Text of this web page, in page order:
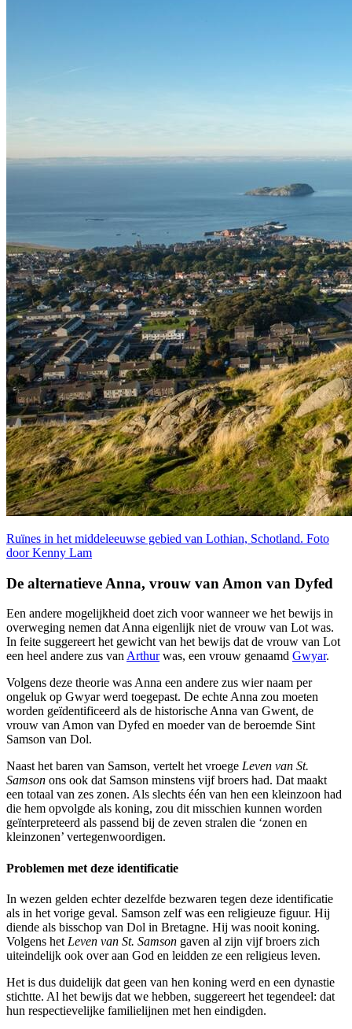
Ruïnes in het middeleeuwse gebied van Lothian, Schotland. Foto
door Kenny Lam
De alternatieve Anna, vrouw van Amon van Dyfed
Een andere mogelijkheid doet zich voor wanneer we het bewijs in
overweging nemen dat Anna eigenlijk niet de vrouw van Lot was.
In feite suggereert het gewicht van het bewijs dat de vrouw van Lot
een heel andere zus van Arthurwas, een vrouw genaamd Gwyar.
Volgens deze theorie was Anna een andere zus wier naam per
ongeluk op Gwyar werd toegepast. De echte Anna zou moeten
worden geïdentificeerd als de historische Anna van Gwent, de
vrouw van Amon van Dyfed en moeder van de beroemde Sint
Samson van Dol.
Naast het baren van Samson, vertelt het vroege Leven van St.
Samson ons ook dat Samson minstens vijf broers had. Dat maakt
een totaal van zes zonen. Als slechts één van hen een kleinzoon had
die hem opvolgde als koning, zou dit misschien kunnen worden
geïnterpreteerd als passend bij de zeven stralen die ‘zonen en
kleinzonen’ vertegenwoordigen.
Problemen met deze identificatie
In wezen gelden echter dezelfde bezwaren tegen deze identificatie
als in het vorige geval. Samson zelf was een religieuze figuur. Hij
diende als bisschop van Dol in Bretagne. Hij was nooit koning.
Volgens het Leven van St. Samson gaven al zijn vijf broers zich
uiteindelijk ook over aan God en leidden ze een religieus leven.
Het is dus duidelijk dat geen van hen koning werd en een dynastie
stichtte. Al het bewijs dat we hebben, suggereert het tegendeel: dat
hun respectievelijke familielijnen met hen eindigden.